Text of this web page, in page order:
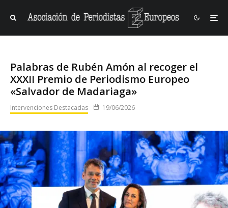
Palabras de Rubén Amón al recoger el
XXXII Premio de Periodismo Europeo
«Salvador de Madariaga»
Intervenciones Destacadas 19/06/2026